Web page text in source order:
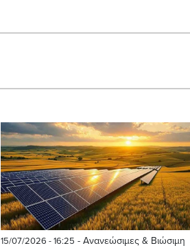
15/07/2026 - 16:25 - Ανανεώσιμες & Βιώσιμη